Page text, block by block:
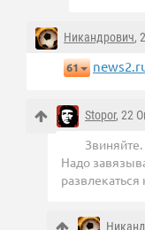
Никандрович,
61
Stopor, 22
Надо
развлекаться